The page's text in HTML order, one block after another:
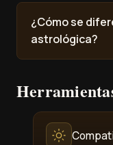
¿Cómo se
astrológica?